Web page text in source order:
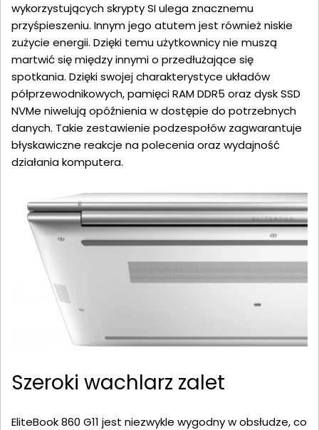
wykorzystujących skrypty SI ulega znacznemu
przyśpieszeniu. Innym jego atutem jest również niskie
zużycie energii. Dzięki temu użytkownicy nie muszą
martwić się między innymi o przedłużające się
spotkania. Dzięki swojej charakterystyce układów
półprzewodnikowych, pamięci RAM DDR5 oraz dysk SSD
NVMe niwelują opóźnienia w dostępie do potrzebnych
danych. Takie zestawienie podzespołów zagwarantuje
błyskawiczne reakcje na polecenia oraz wydajność
działania komputera.
Szeroki wachlarz zalet
EliteBook 860 G11 jest niezwykle wygodny w obsłudze, co